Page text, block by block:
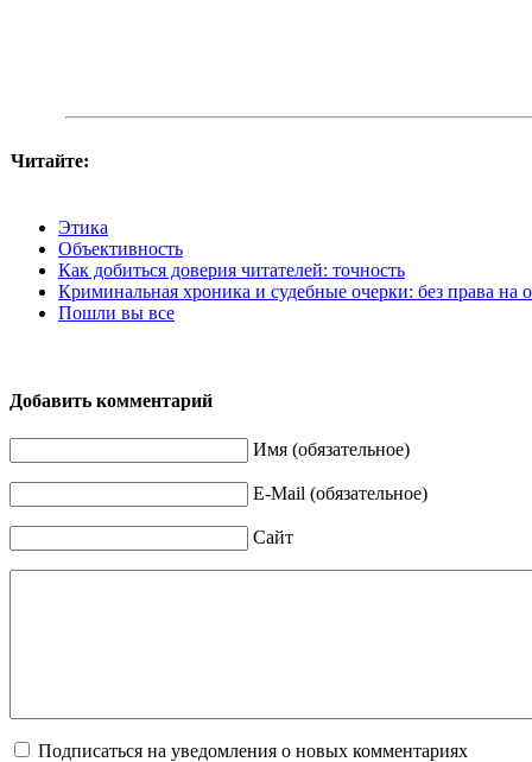
Читайте:
Этика
Объективность
Как добиться доверия читателей: точность
Криминальная хроника и судебные очерки: без права на
Пошли вы все
Добавить комментарий
Имя (обязательное)
E-Mail (обязательное)
Сайт
Подписаться на уведомления о новых комментариях